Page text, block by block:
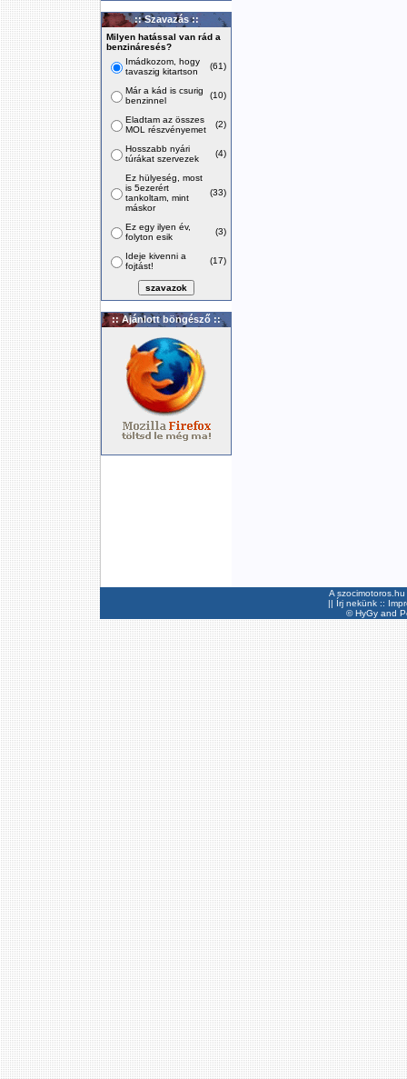
:: Szavazás ::
Milyen hatással van rád a
benzináresés?
Imádkozom, hogy
tavaszig kitartson
(61)
Már a kád is csurig
benzinnel
(10)
Eladtam az összes
MOL részvényemet
(2)
Hosszabb nyári
túrákat szervezek
(4)
Ez hülyeség, most
is 5ezerért
tankoltam, mint
máskor
(33)
Ez egy ilyen év,
folyton esik
(3)
Ideje kivenni a
fojtást!
(17)
:: Ajánlott böngésző ::
A
|| Írj nekünk ::
©HyGyand